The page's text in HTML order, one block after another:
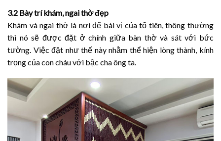
3.2 Bày trí khám, ngai thờ đẹp
Khám và ngai thờ là nơi để bài vị của tổ tiên, thông thường
thì nó sẽ được đặt ở chính giữa bàn thờ và sát với bức
tường. Việc đặt như thế này nhằm thể hiện lòng thành, kính
trọng của con cháu với bậc cha ông ta.